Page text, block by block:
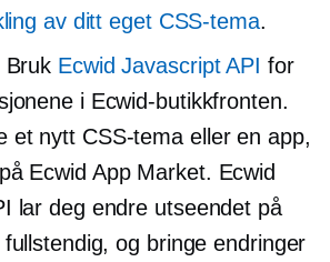
av ditt eget CSS-tema.
Bruk Ecwid Javascript API for
i Ecwid-butikkfronten.
et nytt CSS-tema eller en app,
Ecwid App Market. Ecwid
lar deg endre utseendet på
og bringe endringer